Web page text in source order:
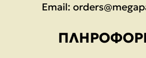
Email: